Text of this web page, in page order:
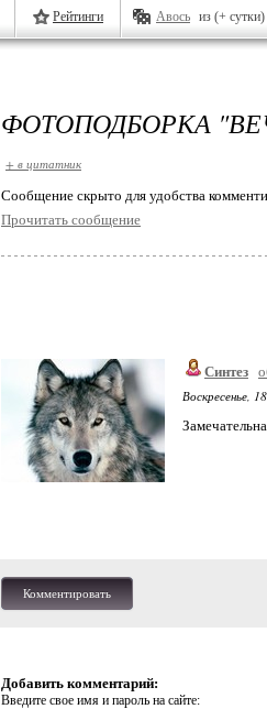
Рейтинги Авось из (+
ФОТОПОДБОРКА
+ в цитатник
Cообщение скрыто для удобства
Прочитать сообщение
Синтез
Воскресенье,
Комментировать
Добавить комментарий:
Введите свое имя и пароль на сайте: